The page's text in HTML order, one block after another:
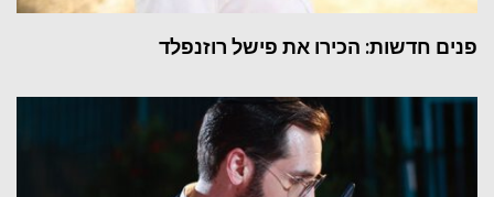
פנים חדשות: הכירו את פישל רוזנפלד